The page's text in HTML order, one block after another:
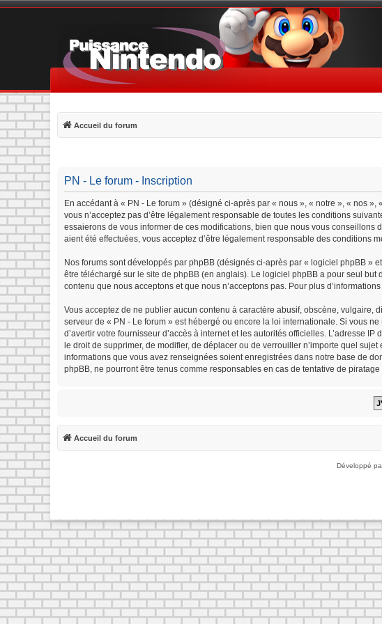
Accueil du forum
PN - Le forum - Inscription
En accédant à « PN - Le forum » (désigné ci-après par « nous », « notre », « nos
vous n’acceptez pas d’être légalement responsable de toutes les conditions
essaierons de vous informer de ces modifications, bien que nous vous
aient été effectuées, vous acceptez d’être légalement responsable des conditions
Nos forums sont développés par phpBB (désignés ci-après par « logiciel phpBB »
être téléchargé sur le site de phpBB (en anglais). Le logiciel phpBB a pour seul but
contenu que nous acceptons et que nous n’acceptons pas. Pour plus
Vous acceptez de ne publier aucun contenu à caractère abusif, obscène,
serveur de « PN - Le forum » est hébergé ou encore la loi internationale. Si vous
d’avertir votre fournisseur d’accès à internet et les autorités officielles. L’adresse
le droit de supprimer, de modifier, de déplacer ou de verrouiller n’importe quel
informations que vous avez renseignées soient enregistrées dans notre base de
phpBB, ne pourront être tenus comme responsables en cas de tentative de
Accueil du forum
Développé